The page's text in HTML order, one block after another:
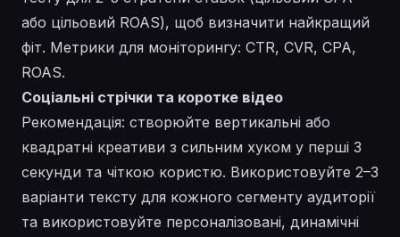
або цільовий ROAS), щоб визначити найкращий
фіт. Метрики для моніторингу: CTR, CVR, CPA,
ROAS.
Соціальні стрічки та коротке відео
Рекомендація: створюйте вертикальні або
квадратні креативи з сильним хуком у перші 3
секунди та чіткою користю. Використовуйте 2–3
варіанти тексту для кожного сегменту аудиторії
та використовуйте персоналізовані, динамічні